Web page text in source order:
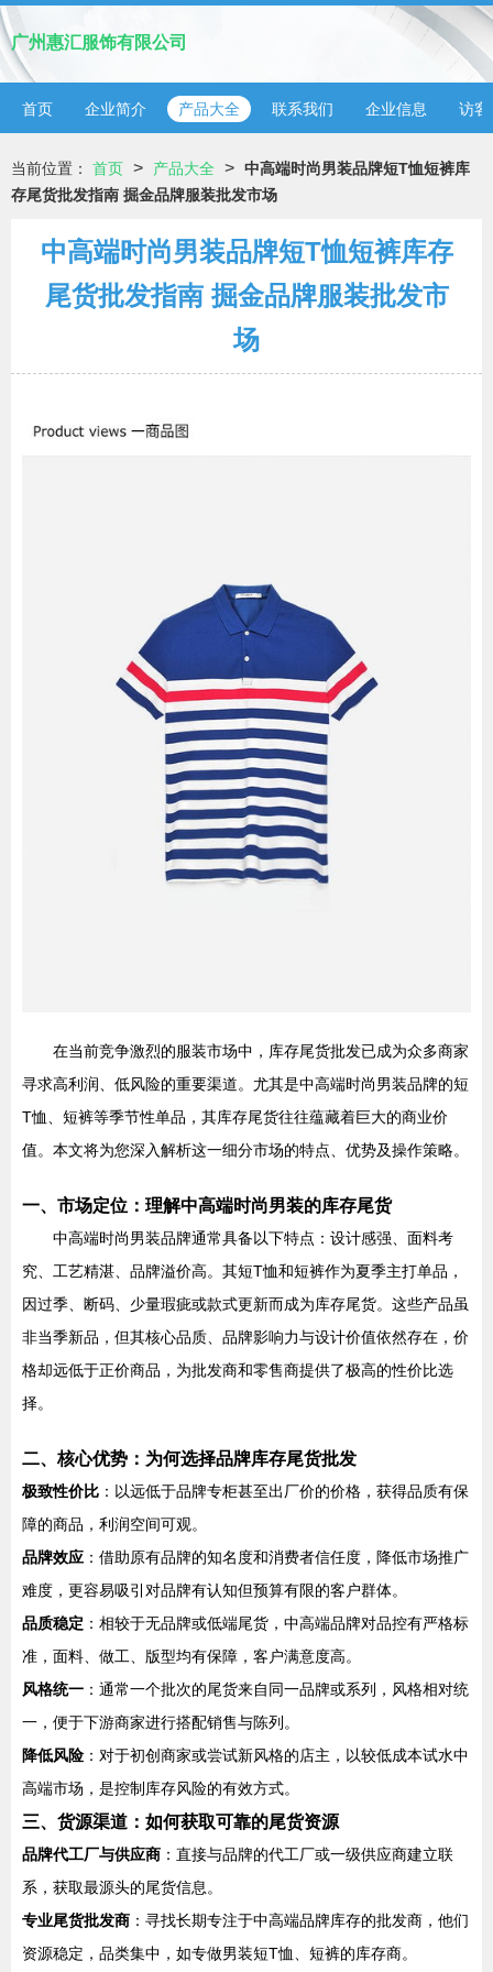
广州惠汇服饰有限公司
首页 企业简介 产品大全 联系我们 企业信息 访客
当前位置： 首页 > 产品大全 > 中高端时尚男装品牌短T恤短裤库
存尾货批发指南 掘金品牌服装批发市场
中高端时尚男装品牌短T恤短裤库存
尾货批发指南 掘金品牌服装批发市
场
在当前竞争激烈的服装市场中，库存尾货批发已成为众多商家
寻求高利润、低风险的重要渠道。尤其是中高端时尚男装品牌的短
T恤、短裤等季节性单品，其库存尾货往往蕴藏着巨大的商业价
值。本文将为您深入解析这一细分市场的特点、优势及操作策略。
一、市场定位：理解中高端时尚男装的库存尾货
中高端时尚男装品牌通常具备以下特点：设计感强、面料考
究、工艺精湛、品牌溢价高。其短T恤和短裤作为夏季主打单品，
因过季、断码、少量瑕疵或款式更新而成为库存尾货。这些产品虽
非当季新品，但其核心品质、品牌影响力与设计价值依然存在，价
格却远低于正价商品，为批发商和零售商提供了极高的性价比选
择。
二、核心优势：为何选择品牌库存尾货批发
极致性价比 ：以远低于品牌专柜甚至出厂价的价格，获得品质有保
障的商品，利润空间可观。
品牌效应 ：借助原有品牌的知名度和消费者信任度，降低市场推广
难度，更容易吸引对品牌有认知但预算有限的客户群体。
品质稳定 ：相较于无品牌或低端尾货，中高端品牌对品控有严格标
准，面料、做工、版型均有保障，客户满意度高。
风格统一 ：通常一个批次的尾货来自同一品牌或系列，风格相对统
一，便于下游商家进行搭配销售与陈列。
降低风险 ：对于初创商家或尝试新风格的店主，以较低成本试水中
高端市场，是控制库存风险的有效方式。
三、货源渠道：如何获取可靠的尾货资源
品牌代工厂与供应商 ：直接与品牌的代工厂或一级供应商建立联
系，获取最源头的尾货信息。
专业尾货批发商 ：寻找长期专注于中高端品牌库存的批发商，他们
资源稳定，品类集中，如专做男装短T恤、短裤的库存商。